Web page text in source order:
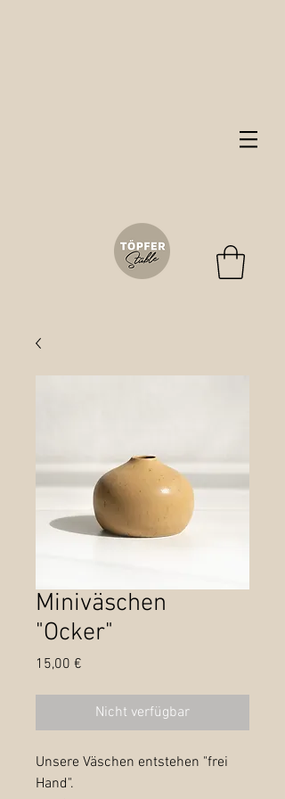
Miniväschen
"Ocker"
15,00 €
Nicht verfügbar
Unsere Väschen entstehen "frei
Hand".